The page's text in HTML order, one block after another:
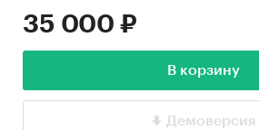
35 000 ₽
В корзину
Демоверсия